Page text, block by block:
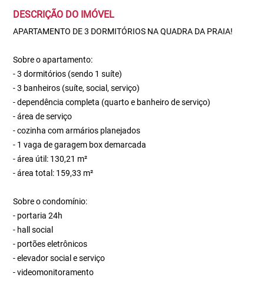
DESCRIÇÃO DO IMÓVEL
APARTAMENTO DE 3 DORMITÓRIOS NA QUADRA DA PRAIA!
Sobre o apartamento:
- 3 dormitórios (sendo 1 suíte)
- 3 banheiros (suíte, social, serviço)
- dependência completa (quarto e banheiro de serviço)
- área de serviço
- cozinha com armários planejados
- 1 vaga de garagem box demarcada
- área útil: 130,21 m²
- área total: 159,33 m²
Sobre o condomínio:
- portaria 24h
- hall social
- portões eletrônicos
- elevador social e serviço
- videomonitoramento